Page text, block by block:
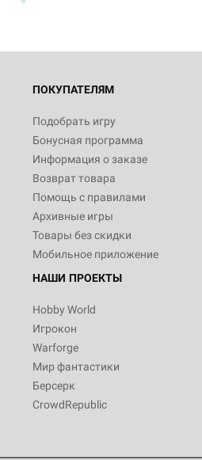
ПОКУПАТЕЛЯМ
Подобрать игру
Бонусная программа
Информация о заказе
Возврат товара
Помощь с правилами
Архивные игры
Товары без скидки
Мобильное приложение
НАШИ ПРОЕКТЫ
Hobby World
Игрокон
Warforge
Мир фантастики
Берсерк
CrowdRepublic